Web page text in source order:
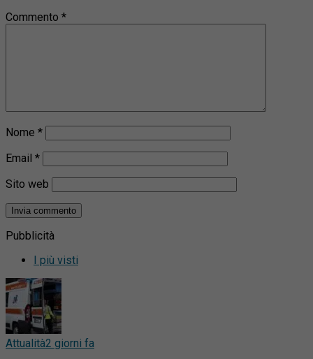
Commento *
Nome *
Email *
Sito web
Pubblicità
I più visti
Attualità2 giorni fa